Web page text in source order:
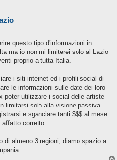
questo tipo d'informazioni in
ma io non mi limiterei solo al Lazio
proprio a tutta Italia.
i siti internet ed i profili social di
le informazioni sulle date dei loro
poter utilizzare i social delle artiste
limitarsi solo alla visione passiva
e sganciare tanti $$$ al mese
corretto.
di almeno 3 regioni, diamo spazio a